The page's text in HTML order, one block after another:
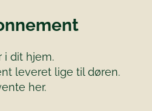
i dit hjem.
leveret lige til døren.
her.